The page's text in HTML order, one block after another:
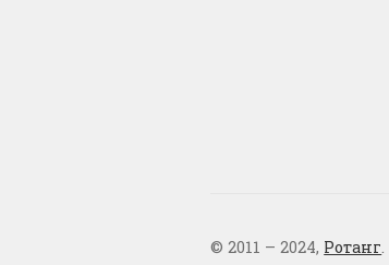
© 2011 – 2024, Ротанг